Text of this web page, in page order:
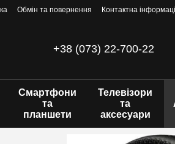
Обмін та повернення Контактна
+38 (073) 22-700-22
Смартфони
та
планшети
Телевізори
та
аксесуари